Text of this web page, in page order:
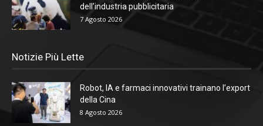
dell’industria pubblicitaria
7 Agosto 2026
Notizie Più Lette
Robot, IA e farmaci innovativi trainano l’export
della Cina
8 Agosto 2026